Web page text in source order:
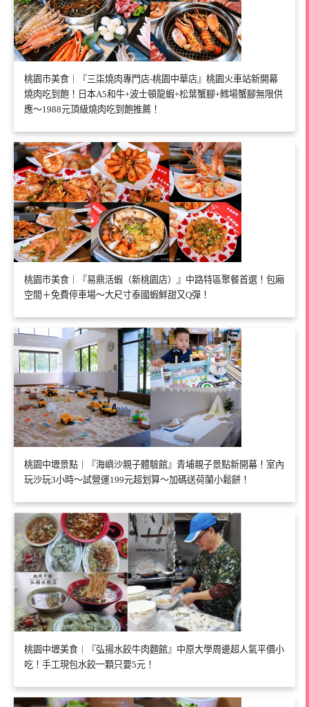
桃園市美食｜『三柒燒肉專門店-桃園中華店』桃園火車站新開幕
燒肉吃到飽！日本A5和牛+波士頓龍蝦+松葉蟹腳+鱈場蟹腳無限供
應～1988元頂級燒肉吃到飽推薦！
桃園市美食｜『易鼎活蝦（新桃園店）』中路特區聚餐首選！包廂
空間＋免費停車場～大尺寸泰國蝦鮮甜又Q彈！
桃園中壢景點｜『海嶼沙親子體驗館』青埔親子景點新開幕！室內
玩沙玩3小時～試營運199元超划算～加碼送荷蘭小鬆餅！
桃園中壢美食｜『弘揚水餃牛肉麵館』中原大學周邊超人氣平價小
吃！手工現包水餃一顆只要5元！